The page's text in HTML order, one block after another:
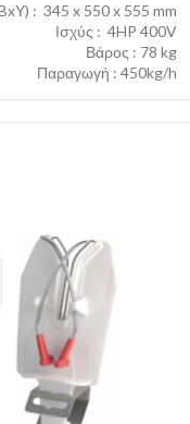
: 345 x 550 x 555 mm
Ισχύς : 4HP 400V
Βάρος : 78 kg
Παραγωγή : 450kg/h